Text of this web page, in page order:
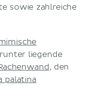
sowie zahlreiche
liegende
, den
palatina